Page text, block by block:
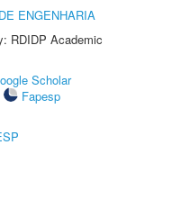
ENGENHARIA
RDIDP Academic
Scholar
Fapesp